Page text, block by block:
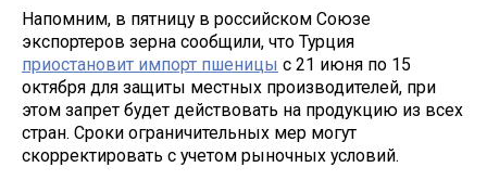
Напомним, в пятницу в российском Союзе
экспортеров зерна сообщили, что Турция
приостановит импорт пшеницы с 21 июня по 15
октября для защиты местных производителей, при
этом запрет будет действовать на продукцию из всех
стран. Сроки ограничительных мер могут
скорректировать с учетом рыночных условий.